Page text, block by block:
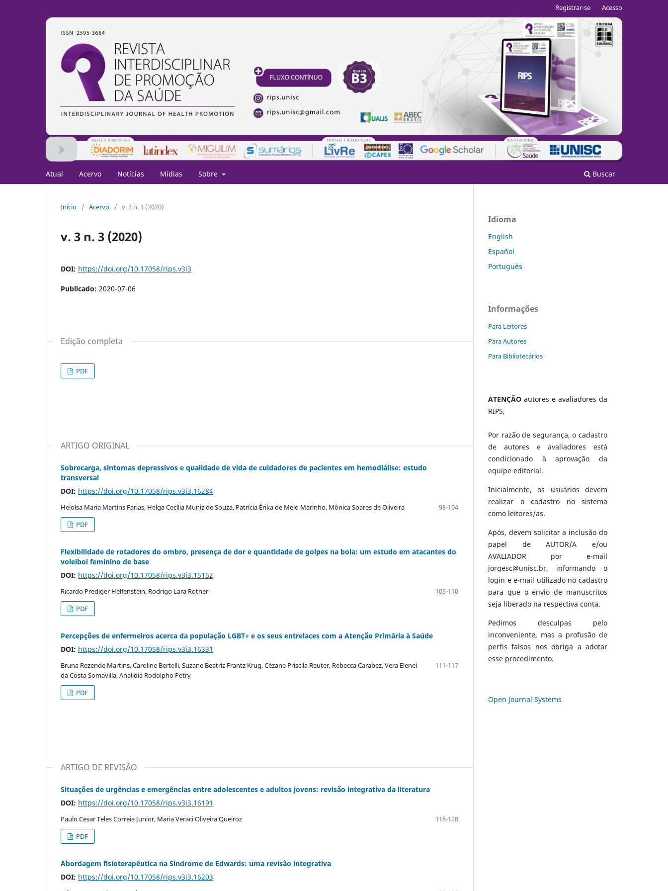
Atual Acervo Notícias Mídias Sobre Buscar
Registrar-se Acesso
Início / Acervo / v. 3 n. 3 (2020)
v. 3 n. 3 (2020)
DOI: https://doi.org/10.17058/rips.v3i3
Publicado: 2020-07-06
Edição completa
PDF
ARTIGO ORIGINAL
Sobrecarga, sintomas depressivos e qualidade de vida de cuidadores de pacientes em hemodiálise: estudo
transversal
DOI: https://doi.org/10.17058/rips.v3i3.16284
Heloísa Maria Martins Farias, Helga Cecília Muniz de Souza, Patrícia Érika de Melo Marinho, Mônica Soares de Oliveira
98-104
PDF
Flexibilidade de rotadores do ombro, presença de dor e quantidade de golpes na bola: um estudo em atacantes do
voleibol feminino de base
DOI: https://doi.org/10.17058/rips.v3i3.15152
Ricardo Prediger Helfenstein, Rodrigo Lara Rother
105-110
PDF
Percepções de enfermeiros acerca da população LGBT+ e os seus entrelaces com a Atenção Primária à Saúde
DOI: https://doi.org/10.17058/rips.v3i3.16331
Bruna Rezende Martins, Caroline Bertelli, Suzane Beatriz Frantz Krug, Cézane Priscila Reuter, Rebecca Carabez, Vera Elenei
da Costa Somavilla, Analidia Rodolpho Petry
111-117
PDF
ARTIGO DE REVISÃO
Situações de urgências e emergências entre adolescentes e adultos jovens: revisão integrativa da literatura
DOI: https://doi.org/10.17058/rips.v3i3.16191
Paulo Cesar Teles Correia Junior, Maria Veraci Oliveira Queiroz
118-128
PDF
Abordagem fisioterapêutica na Síndrome de Edwards: uma revisão integrativa
DOI: https://doi.org/10.17058/rips.v3i3.16203
Idioma
English
Español
Português
Informações
Para Leitores
Para Autores
Para Bibliotecários
ATENÇÃO autores e avaliadores da
RIPS,
Por razão de segurança, o cadastro
de autores e avaliadores está
condicionado à aprovação da
equipe editorial.
Inicialmente, os usuários devem
realizar o cadastro no sistema
como leitores/as.
Após, devem solicitar a inclusão do
papel de AUTOR/A e/ou
AVALIADOR por e-mail
jorgesc@unisc.br, informando o
login e e-mail utilizado no cadastro
para que o envio de manuscritos
seja liberado na respectiva conta.
Pedimos desculpas pelo
inconveniente, mas a profusão de
perfis falsos nos obriga a adotar
esse procedimento.
Open Journal Systems